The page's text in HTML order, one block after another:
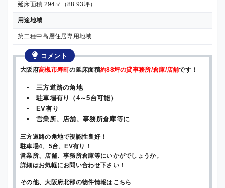
延床面積 294㎡（88.93坪）
用途地域
第二種中高層住居専用地域
コメント
大阪府高槻市寿町の延床面積約88坪の貸事務所/倉庫/店舗です！
▪ 三方道路の角地
▪ 駐車場有り（4～5台可能）
▪ EV有り
▪ 営業所、店舗、事務所倉庫等に
三方道路の角地で視認性良好！
駐車場4、5台、EV有り！
営業所、店舗、事務所倉庫等にいかがでしょうか。
詳細はお気軽にお問い合わせ下さい！
その他、大阪府北部の物件情報はこちら